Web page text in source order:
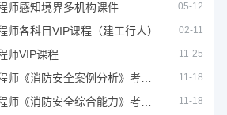
师感知境界多机构课件 05-12
师各科目VIP课程（建工行人） 02-11
师VIP课程 11-25
11-18
11-18